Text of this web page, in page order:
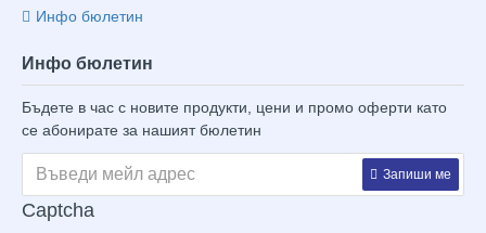
Инфо бюлетин
Инфо бюлетин
Бъдете в час с новите продукти, цени и промо оферти като
се абонирате за нашият бюлетин
Запиши ме
Captcha